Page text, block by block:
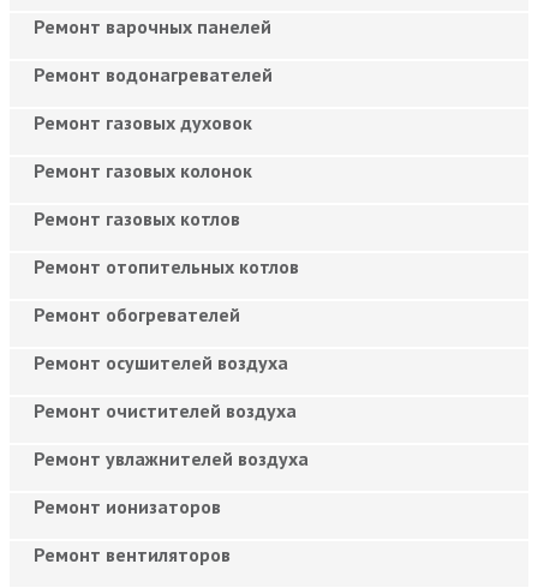
Ремонт варочных панелей
Ремонт водонагревателей
Ремонт газовых духовок
Ремонт газовых колонок
Ремонт газовых котлов
Ремонт отопительных котлов
Ремонт обогревателей
Ремонт осушителей воздуха
Ремонт очистителей воздуха
Ремонт увлажнителей воздуха
Ремонт ионизаторов
Ремонт вентиляторов